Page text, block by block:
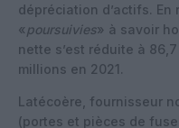
dépréciation d’actifs.
« poursuivies» à savoir
nette s’est réduite à
millions en 2021.
Latécoère, fournisseur
(portes et pièces de